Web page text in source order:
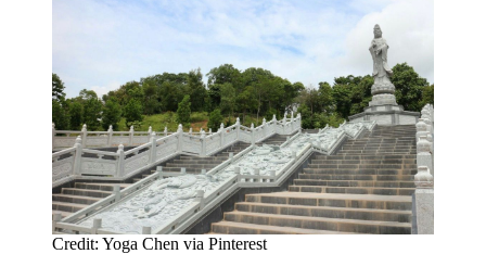
Credit: Yoga Chen via Pinterest